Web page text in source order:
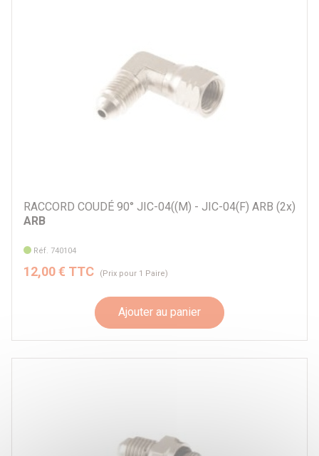
RACCORD COUDÉ 90° JIC-04((M) - JIC-04(F) ARB (2x)
ARB
Réf. 740104
12,00 € TTC (Prix pour 1 Paire)
Ajouter au panier